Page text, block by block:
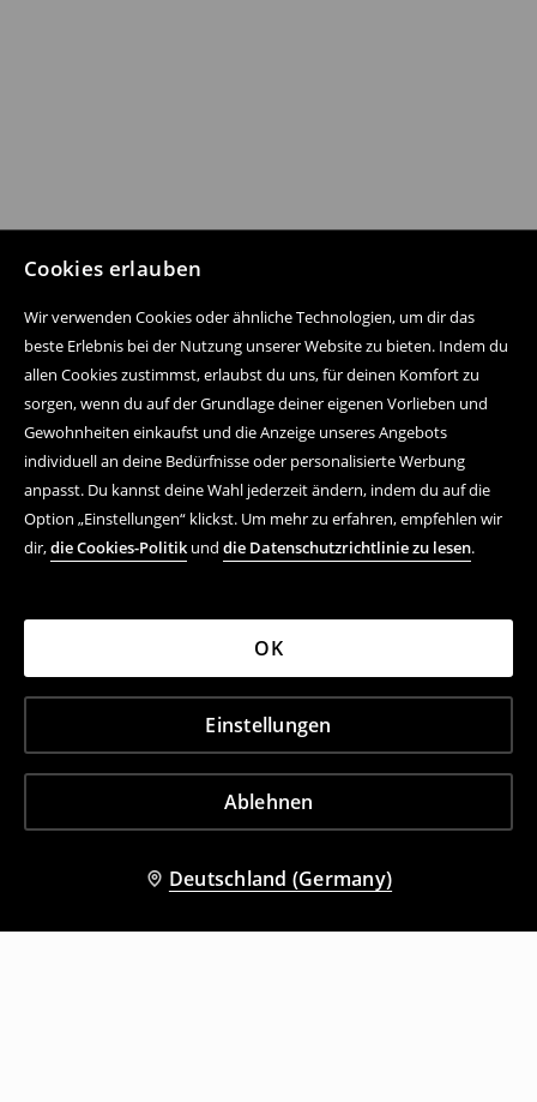
Cookies erlauben
Wir verwenden Cookies oder ähnliche Technologien, um dir das
beste Erlebnis bei der Nutzung unserer Website zu bieten. Indem du
allen Cookies zustimmst, erlaubst du uns, für deinen Komfort zu
sorgen, wenn du auf der Grundlage deiner eigenen Vorlieben und
Gewohnheiten einkaufst und die Anzeige unseres Angebots
individuell an deine Bedürfnisse oder personalisierte Werbung
anpasst. Du kannst deine Wahl jederzeit ändern, indem du auf die
Option „Einstellungen“ klickst. Um mehr zu erfahren, empfehlen wir
dir,die Cookies-Politik und die Datenschutzrichtlinie zu lesen.
Ablehnen
Einstellungen
OK
Deutschland (Germany)